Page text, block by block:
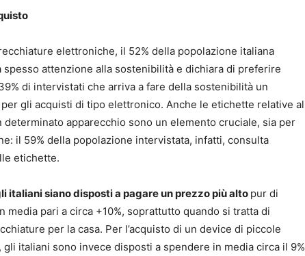
elettroniche, il 52% della popolazione italiana
spesso attenzione alla sostenibilità e dichiara di preferire
di intervistati che arriva a fare della sostenibilità un
gli acquisti di tipo elettronico. Anche le etichette relative al
apparecchio sono un elemento cruciale, sia per
il 59% della popolazione intervistata, infatti, consulta
etichette.
italiani siano disposti a pagare un prezzo più alto pur di
pari a circa +10%, soprattutto quando si tratta di
per la casa. Per l’acquisto di un device di piccole
italiani sono invece disposti a spendere in media circa il 9%